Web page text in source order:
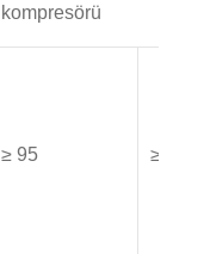
kompresörü
≥ 95 ≥ 98